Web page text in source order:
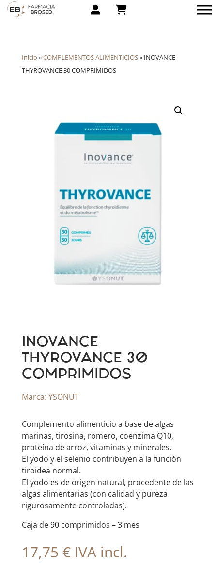
Inicio »COMPLEMENTOS ALIMENTICIOS» INOVANCE
THYROVANCE 30 COMPRIMIDOS
INOVANCE
THYROVANCE 30
COMPRIMIDOS
Marca: YSONUT
Complemento alimenticio a base de algas
marinas, tirosina, romero, coenzima Q10,
proteína de arroz, vitaminas y minerales.
El yodo y el selenio contribuyen a la función
tiroidea normal.
El yodo es de origen natural, procedente de las
algas alimentarias (con calidad y pureza
rigurosamente controladas).
Caja de 90 comprimidos – 3 mes
17,75 € IVA incl.